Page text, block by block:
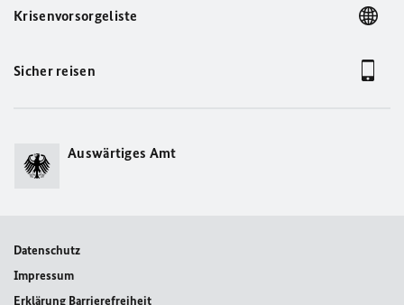
Krisenvorsorgeliste
Sicher reisen
Auswärtiges Amt
Datenschutz
Impressum
Erklärung Barrierefreiheit